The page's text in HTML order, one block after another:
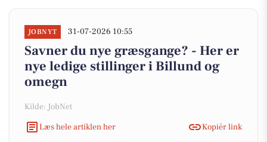
JOBNYT 31-07-2026 10:55
Savner du nye græsgange? - Her er
nye ledige stillinger i Billund og
omegn
Kilde: JobNet
Læs hele artiklen her
Kopiér link